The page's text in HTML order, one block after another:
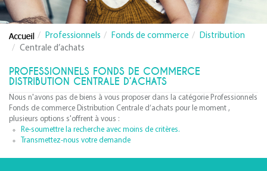
Professionnels Fonds de commerce
Distribution
Centrale d’achats
PROFESSIONNELS FONDS DE COMMERCE
DISTRIBUTION CENTRALE D’ACHATS
Nous n'avons pas de biens à vous proposer dans la catégorie Professionnels
Fonds de commerce Distribution Centrale d’achats pour le moment ,
plusieurs options s'offrent à vous :
Re-soumettre la recherche avec moins de critères.
Transmettez-nous votre demande